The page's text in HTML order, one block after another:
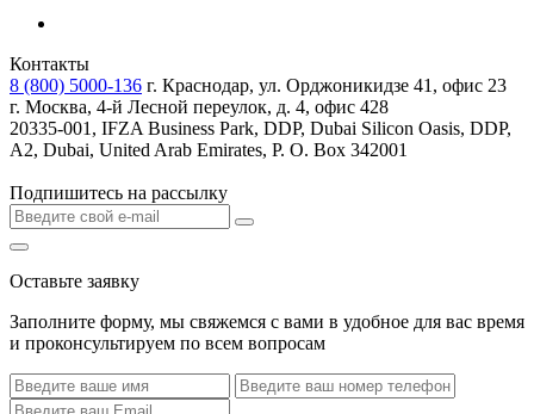
Контакты
8 (800) 5000-136 г. Краснодар, ул. Орджоникидзе 41, офис 23
г. Москва, 4-й Лесной переулок, д. 4, офис 428
20335-001, IFZA Business Park, DDP, Dubai Silicon Oasis, DDP,
A2, Dubai, United Arab Emirates, P. O. Box 342001
Подпишитесь на рассылку
Оставьте заявку
Заполните форму, мы свяжемся с вами в удобное для вас время
и проконсультируем по всем вопросам